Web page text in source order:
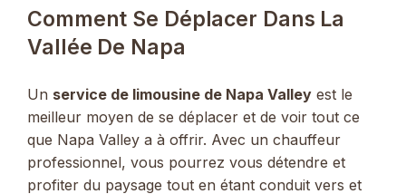
Comment Se Déplacer Dans La
Vallée De Napa
Un service de limousine de Napa Valley est le
meilleur moyen de se déplacer et de voir tout ce
que Napa Valley a à offrir. Avec un chauffeur
professionnel, vous pourrez vous détendre et
profiter du paysage tout en étant conduit vers et